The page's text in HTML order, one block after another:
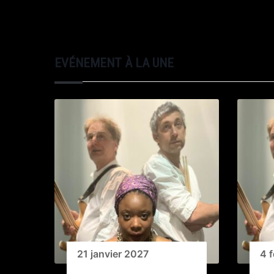
EVÉNEMENT À LA UNE
21 janvier 2027 4